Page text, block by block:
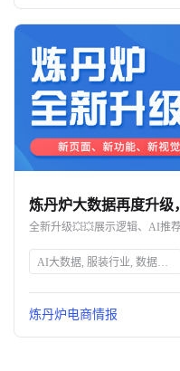
AI大数据, 服装行业, 数据分析, 炼丹炉, 数据可视化, 商业智能, 用户画像, 数据驱动, 在线数据分析, 行业趋势, 黑马品牌, 新品分析, 数据清洗, 描述统计分析, 多表关联, 分组汇总, 数据聚合, 数据监控, 数据赋能, 电商工具
炼丹炉电商情报